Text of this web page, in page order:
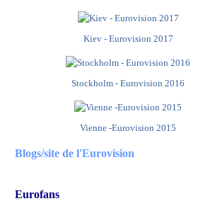
Kiev - Eurovision 2017
Stockholm - Eurovision 2016
Vienne -Eurovision 2015
Blogs/site de l'Eurovision
Eurofans